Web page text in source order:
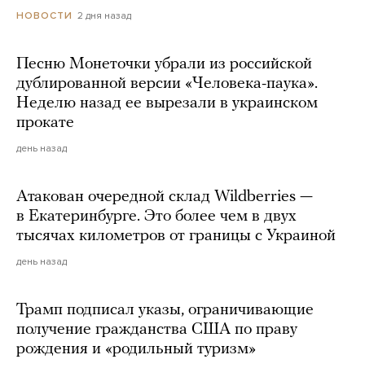
НОВОСТИ 2 дня назад
Песню Монеточки убрали из российской
дублированной версии «Человека-паука».
Неделю назад ее вырезали в украинском
прокате
день назад
Атакован очередной склад Wildberries —
в Екатеринбурге. Это более чем в двух
тысячах километров от границы с Украиной
день назад
Трамп подписал указы, ограничивающие
получение гражданства США по праву
рождения и «родильный туризм»